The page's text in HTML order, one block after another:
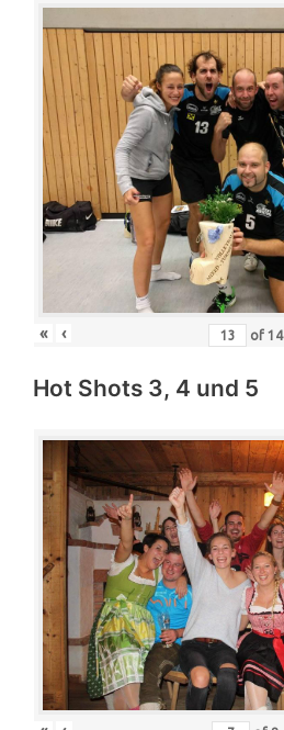
« ‹ of 14
Hot Shots 3, 4 und 5